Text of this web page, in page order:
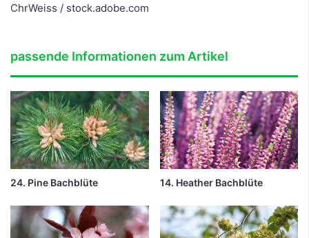
ChrWeiss / stock.adobe.com
passende Informationen zum Artikel
24. Pine Bachblüte 14. Heather Bachblüte